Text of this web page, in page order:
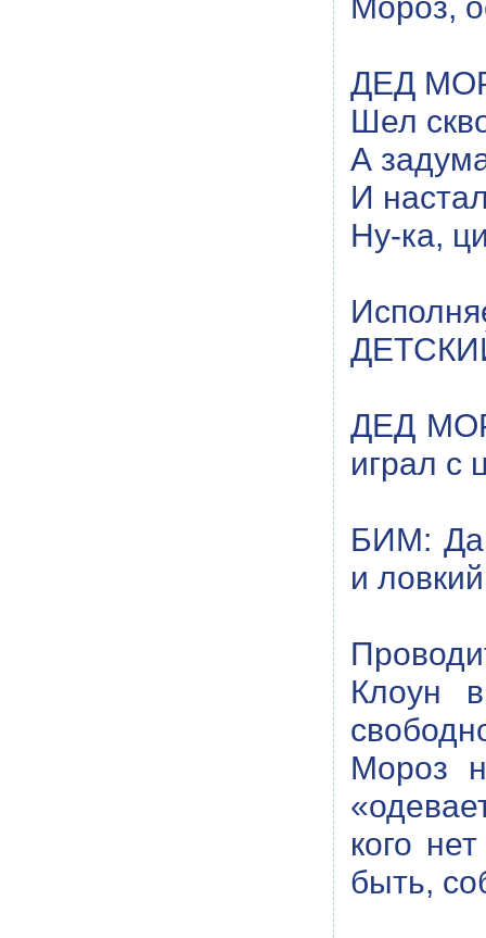
ДЕД
Шел
А
И
Ну-ка,
ДЕД
играл с
БИМ:
и
Клоун
Мороз
кого
быть,